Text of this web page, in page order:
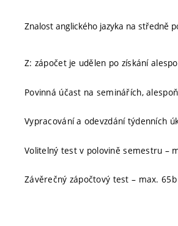
Znalost anglického jazyka na středně
Z: zápočet je udělen po získání
Povinná účast na seminářích,
Vypracování a odevzdání týdenních
Volitelný test v polovině semestru –
Závěrečný zápočtový test – max. 65b